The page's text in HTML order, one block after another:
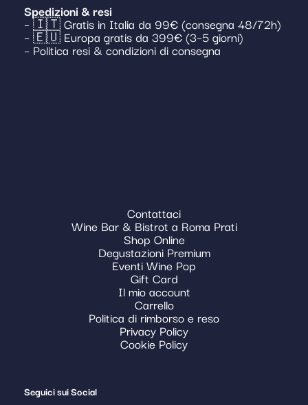
Spedizioni & resi
– 🇮🇹 Gratis in Italia da 99€ (consegna 48/72h)
– 🇪🇺 Europa gratis da 399€ (3–5 giorni)
– Politica resi & condizioni di consegna
Contattaci
Wine Bar & Bistrot a Roma Prati
Shop Online
Degustazioni Premium
Eventi Wine Pop
Gift Card
Il mio account
Carrello
Politica di rimborso e reso
Privacy Policy
Cookie Policy
Seguici sui Social